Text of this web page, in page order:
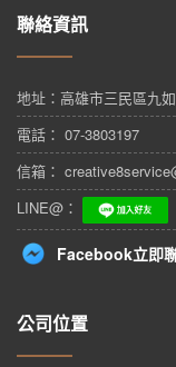
聯絡資訊
地址： 高雄市三民區九
電話： 07-3803197
信箱：
LINE@：
Facebook立即
公司位置